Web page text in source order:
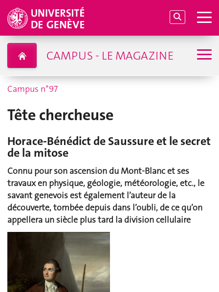
CAMPUS - LE MAGAZINE
Campus n°97
Tête chercheuse
Horace-Bénédict de Saussure et le secret
de la mitose
Connu pour son ascension du Mont-Blanc et ses
travaux en physique, géologie, météorologie, etc., le
savant genevois est également l’auteur de la
découverte, tombée depuis dans l’oubli, de ce qu’on
appellera un siècle plus tard la division cellulaire